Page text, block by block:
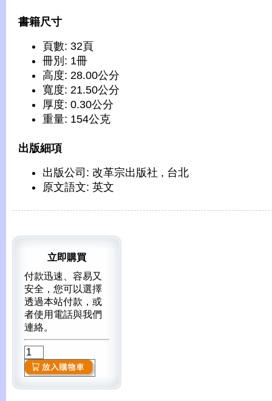
書籍尺寸
頁數: 32頁
冊別: 1冊
高度: 28.00公分
寬度: 21.50公分
厚度: 0.30公分
重量: 154公克
出版細項
出版公司: 改革宗出版社 , 台北
原文語文: 英文
立即購買
付款迅速、容易又
安全，您可以選擇
透過本站付款，或
者使用電話與我們
連絡。